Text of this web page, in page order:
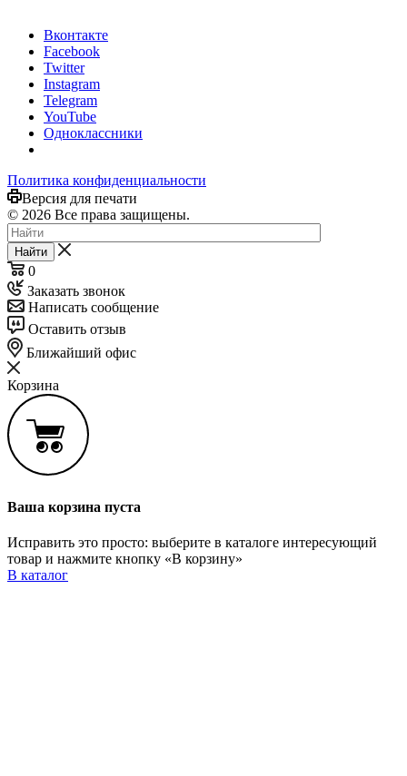
Вконтакте
Facebook
Twitter
Instagram
Telegram
YouTube
Одноклассники
Политика конфиденциальности
Версия для печати
© 2026 Все права защищены.
Найти
0
Заказать звонок
Написать сообщение
Оставить отзыв
Ближайший офис
Корзина
Ваша корзина пуста
Исправить это просто: выберите в каталоге интересующий
товар и нажмите кнопку «В корзину»
В каталог